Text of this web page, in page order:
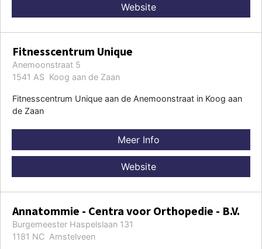
Website
Fitnesscentrum Unique
Anemoonstraat 5
1541 AS Koog aan de Zaan
Fitnesscentrum Unique aan de Anemoonstraat in Koog aan
de Zaan
Meer Info
Website
Annatommie - Centra voor Orthopedie - B.V.
Burgemeester Haspelslaan 131
1181 NC Amstelveen